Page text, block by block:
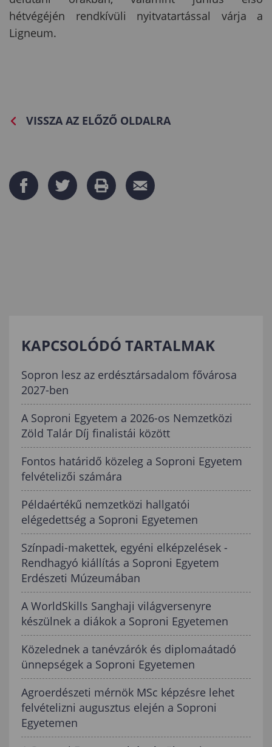
hétvégéjén rendkívüli nyitvatartással várja a
Ligneum.
VISSZA AZ ELŐZŐ OLDALRA
KAPCSOLÓDÓ TARTALMAK
Sopron lesz az erdésztársadalom fővárosa
2027-ben
A Soproni Egyetem a 2026-os Nemzetközi
Zöld Talár Díj finalistái között
Fontos határidő közeleg a Soproni Egyetem
felvételizői számára
Példaértékű nemzetközi hallgatói
elégedettség a Soproni Egyetemen
Színpadi-makettek, egyéni elképzelések -
Rendhagyó kiállítás a Soproni Egyetem
Erdészeti Múzeumában
A WorldSkills Sanghaji világversenyre
készülnek a diákok a Soproni Egyetemen
Közelednek a tanévzárók és diplomaátadó
ünnepségek a Soproni Egyetemen
Agroerdészeti mérnök MSc képzésre lehet
felvételizni augusztus elején a Soproni
Egyetemen